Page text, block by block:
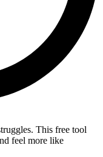
This free tool
feel more like